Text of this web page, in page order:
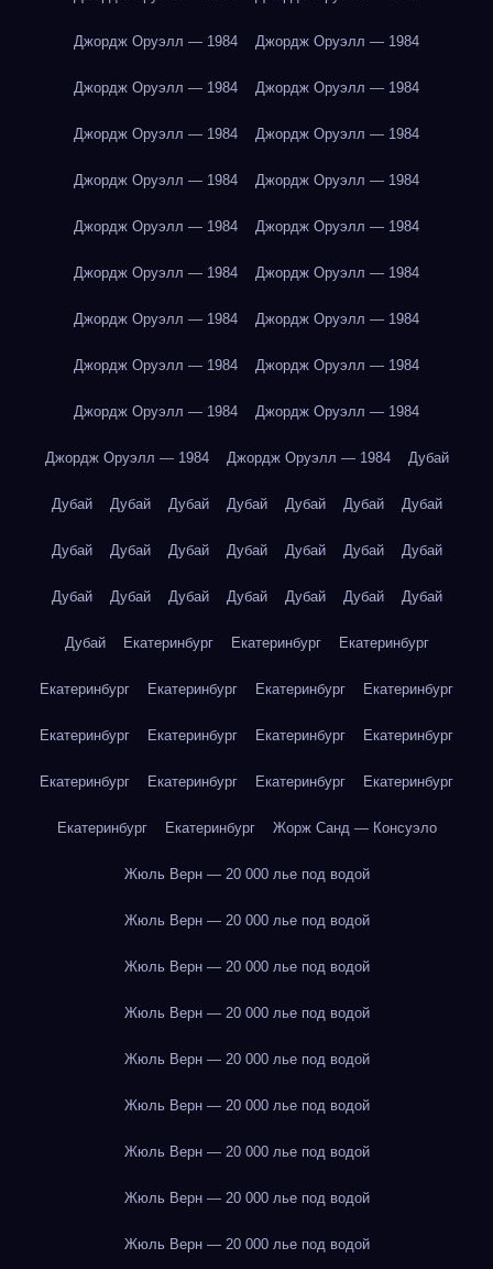
Джордж Оруэлл — 1984 Джордж Оруэлл — 1984
Джордж Оруэлл — 1984 Джордж Оруэлл — 1984
Джордж Оруэлл — 1984 Джордж Оруэлл — 1984
Джордж Оруэлл — 1984 Джордж Оруэлл — 1984
Джордж Оруэлл — 1984 Джордж Оруэлл — 1984
Джордж Оруэлл — 1984 Джордж Оруэлл — 1984
Джордж Оруэлл — 1984 Джордж Оруэлл — 1984
Джордж Оруэлл — 1984 Джордж Оруэлл — 1984
Джордж Оруэлл — 1984 Джордж Оруэлл — 1984
Джордж Оруэлл — 1984 Джордж Оруэлл — 1984 Дубай
Дубай Дубай Дубай Дубай Дубай Дубай Дубай
Дубай Дубай Дубай Дубай Дубай Дубай Дубай
Дубай Дубай Дубай Дубай Дубай Дубай Дубай
Дубай Екатеринбург Екатеринбург Екатеринбург
Екатеринбург Екатеринбург Екатеринбург Екатеринбург
Екатеринбург Екатеринбург Екатеринбург Екатеринбург
Екатеринбург Екатеринбург Екатеринбург Екатеринбург
Екатеринбург Екатеринбург Жорж Санд — Консуэло
Жюль Верн — 20 000 лье под водой
Жюль Верн — 20 000 лье под водой
Жюль Верн — 20 000 лье под водой
Жюль Верн — 20 000 лье под водой
Жюль Верн — 20 000 лье под водой
Жюль Верн — 20 000 лье под водой
Жюль Верн — 20 000 лье под водой
Жюль Верн — 20 000 лье под водой
Жюль Верн — 20 000 лье под водой